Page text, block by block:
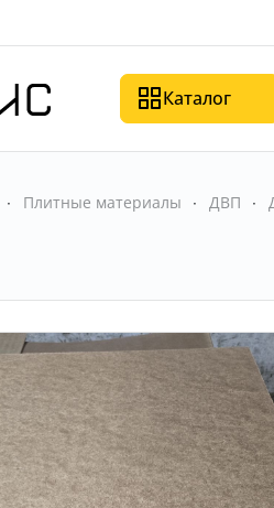
Каталог
Плитные материалы ДВП